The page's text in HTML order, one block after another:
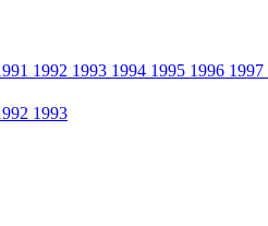
1992 1993 1994 1995 1996 1997
1993